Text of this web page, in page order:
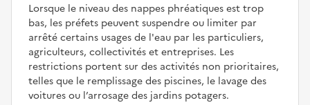
Lorsque le niveau des nappes phréatiques est trop
bas, les préfets peuvent suspendre ou limiter par
arrêté certains usages de l'eau par les particuliers,
agriculteurs, collectivités et entreprises. Les
restrictions portent sur des activités non prioritaires,
telles que le remplissage des piscines, le lavage des
voitures ou l’arrosage des jardins potagers.